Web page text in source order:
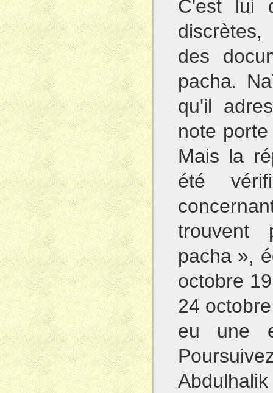
C'est lui
des
pacha.
qu'il
note
Mais la
été
trouvent
pacha »,
octobre
24
eu une